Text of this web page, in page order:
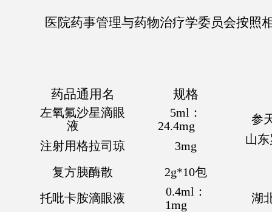
医院药事管理与药物治疗学委员会按照
药品通用名 规格
左氧氟沙星滴眼
液
5ml ：
24.4mg
参
注射用格拉司琼
3mg 山
复方胰酶散 2g*10包
托吡卡胺滴眼液
0.4ml ：
1mg
湖